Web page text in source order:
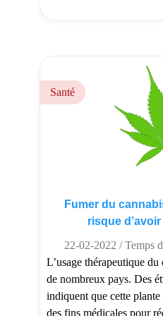
Fumer du
risque
22-02-2022 / Temps
L’usage thérapeutique
de nombreux pays. Des
indiquent que cette
des fins médicales pour
Santé